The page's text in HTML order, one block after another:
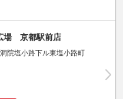
場 京都駅前店
院塩小路下ル東塩小路町